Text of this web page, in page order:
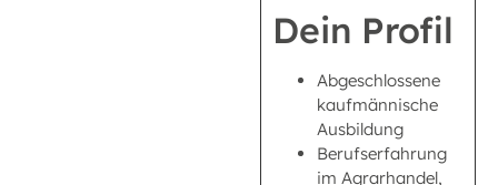
Dein Profil
Abgeschlossene
kaufmännische
Ausbildung
Berufserfahrung
im Agrarhandel,